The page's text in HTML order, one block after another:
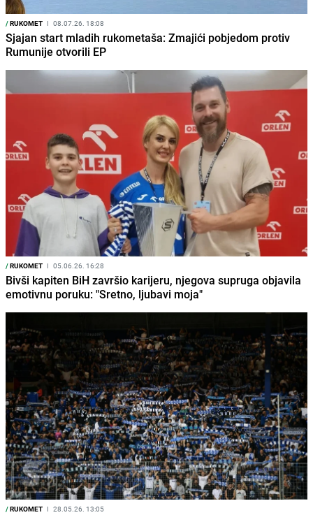
/RUKOMET I 08.07.26. 18:08
Sjajan start mladih rukometaša: Zmajići pobjedom protiv
Rumunije otvorili EP
/RUKOMET I 05.06.26. 16:28
Bivši kapiten BiH završio karijeru, njegova supruga objavila
emotivnu poruku: "Sretno, ljubavi moja"
/RUKOMET I 28.05.26. 13:05